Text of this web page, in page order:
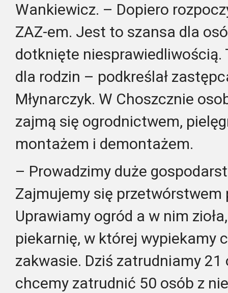
Wankiewicz. – Dopiero
ZAZ-em. Jest to szansa dla
dotknięte niesprawiedliwością.
dla rodzin – podkreślał
Młynarczyk. W Choszcznie
zajmą się ogrodnictwem,
montażem i demontażem.
– Prowadzimy duże
Zajmujemy się przetwórstwem
Uprawiamy ogród a w nim
piekarnię, w której wypiekamy
zakwasie. Dziś zatrudniamy
chcemy zatrudnić 50 osób z